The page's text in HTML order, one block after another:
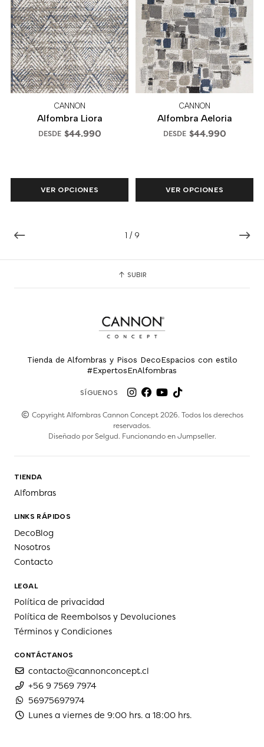
1 / 9
CANNON
Alfombra Liora
DESDE $44.990
VER OPCIONES
CANNON
Alfombra Aeloria
DESDE $44.990
VER OPCIONES
SUBIR
Tienda de Alfombras y Pisos DecoEspacios con estilo
#ExpertosEnAlfombras
SÍGUENOS
Copyright Alfombras Cannon Concept 2026. Todos los derechos
reservados.
Diseñado porSelgud. Funcionando enJumpseller.
TIENDA
Alfombras
LINKS RÁPIDOS
DecoBlog
Nosotros
Contacto
LEGAL
Política de privacidad
Política de Reembolsos y Devoluciones
Términos y Condiciones
CONTÁCTANOS
contacto@cannonconcept.cl
+56 9 7569 7974
56975697974
Lunes a viernes de 9:00 hrs. a 18:00 hrs.